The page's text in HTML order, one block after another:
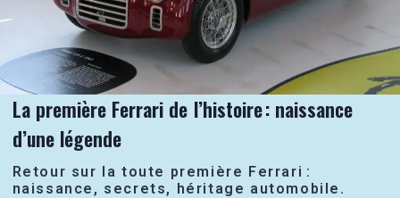
La première Ferrari de l’histoire : naissance
d’une légende
Retour sur la toute première Ferrari :
naissance, secrets, héritage automobile.